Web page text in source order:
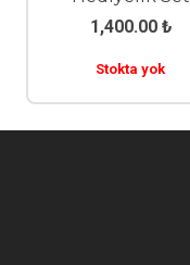
1,400.00 ₺
Stokta yok